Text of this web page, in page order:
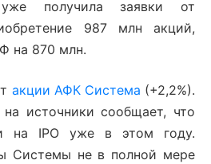
получила заявки от
987 млн акций,
на 870 млн.
акции АФК Система (+2,2%).
источники сообщает, что
на IPO уже в этом году.
Системы не в полной мере